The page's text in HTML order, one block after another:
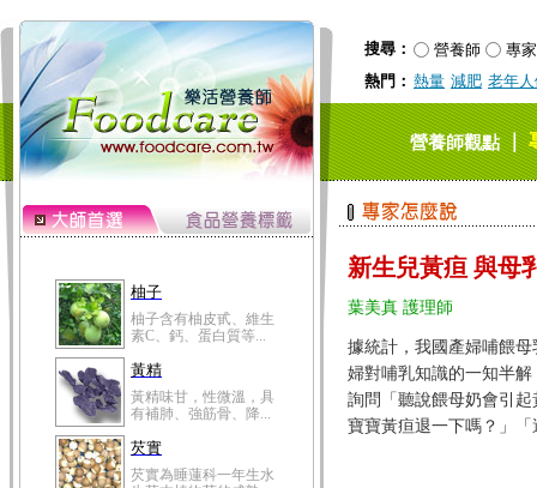
搜尋： 營養師
專家
熱門： 熱量 減肥 老年
營養師觀點｜
柚子
柚子含有柚皮甙、維生
素C、鈣、蛋白質等...
黃精
黃精味甘，性微溫，具
有補肺、強筋骨、降...
芡實
芡實為睡蓮科一年生水
新生兒黃疸 與母
葉美真 護理師
據統計，我國產婦哺餵
婦對哺乳知識的一知半
詢問「聽說餵母奶會引
寶寶黃疸退一下嗎？」